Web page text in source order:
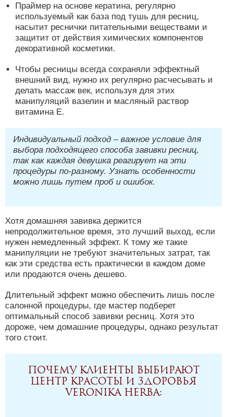
Праймер на основе кератина, регулярно
используемый как база под тушь для ресниц,
насытит реснички питательными веществами и
защитит от действия химических компонентов
декоративной косметики.
Чтобы ресницы всегда сохраняли эффектный
внешний вид, нужно их регулярно расчесывать и
делать массаж век, используя для этих
манипуляций вазелин и масляный раствор
витамина Е.
Индивидуальный подход – важное условие для
выбора подходящего способа завивки ресниц,
так как каждая девушка реагирует на эти
процедуры по-разному. Узнать особенности
можно лишь путем проб и ошибок.
Хотя домашняя завивка держится
непродолжительное время, это лучший выход, если
нужен немедленный эффект. К тому же такие
манипуляции не требуют значительных затрат, так
как эти средства есть практически в каждом доме
или продаются очень дешево.
Длительный эффект можно обеспечить лишь после
салонной процедуры, где мастер подберет
оптимальный способ завивки ресниц. Хотя это
дороже, чем домашние процедуры, однако результат
того стоит.
Почему клиенты выбирают
Центр красоты и здоровья
Veronika Herba: